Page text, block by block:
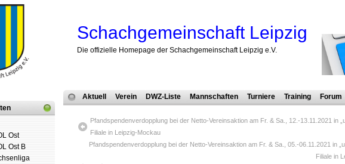
Schachgemeinschaft Leipzig
Die offizielle Homepage der Schachgemeinschaft Leipzig e.V.
Ost
Ost B
Aktuell Verein DWZ-Liste Mannschaften Turniere Training Forum
Pfandspendenverdopplung bei der Netto-Vereinsaktion am Fr. & Sa., 12.-13.11.2021 in
Filiale in Leipzig-Mockau
Pfandspendenverdopplung bei der Netto-Vereinsaktion am Fr. & Sa., 05.-06.11.2021 in
Filiale in